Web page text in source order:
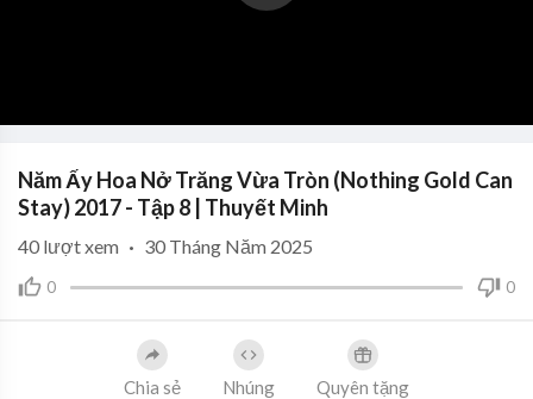
Năm Ấy Hoa Nở Trăng Vừa Tròn (Nothing Gold Can
Stay) 2017 - Tập 8 | Thuyết Minh
0 0
40 lượt xem · 30 Tháng Năm 2025
Chia sẻ Nhúng Quyên tặng